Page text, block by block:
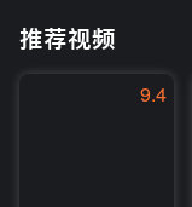
推荐视频
9.4